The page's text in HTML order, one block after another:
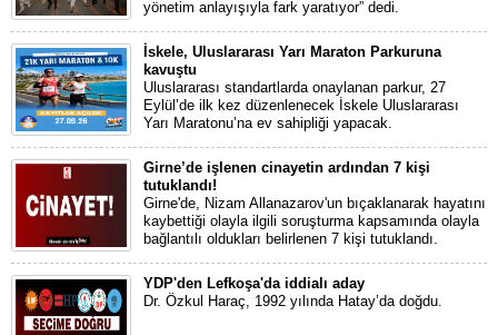
yönetim anlayışıyla fark yaratıyor” dedi.
İskele, Uluslararası Yarı Maraton Parkuruna
kavuştu
Uluslararası standartlarda onaylanan parkur, 27
Eylül’de ilk kez düzenlenecek İskele Uluslararası
Yarı Maratonu’na ev sahipliği yapacak.
Girne’de işlenen cinayetin ardından 7 kişi
tutuklandı!
Girne'de, Nizam Allanazarov'un bıçaklanarak hayatını
kaybettiği olayla ilgili soruşturma kapsamında olayla
bağlantılı oldukları belirlenen 7 kişi tutuklandı.
YDP'den Lefkoşa'da iddialı aday
Dr. Özkul Haraç, 1992 yılında Hatay’da doğdu.